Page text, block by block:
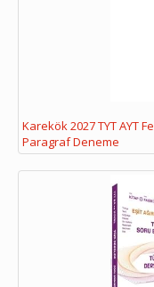
Karekök 2027 TYT AYT
Paragraf Deneme